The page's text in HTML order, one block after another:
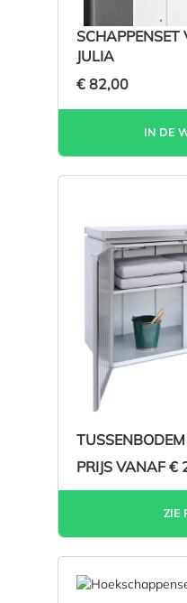
SCHAPPENSET
JULIA
€ 82,00
IN DE
PRIJS VANAF €
ZIE